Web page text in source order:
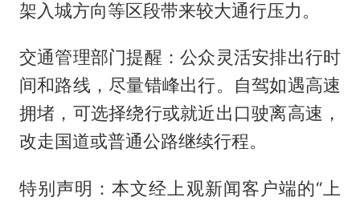
架入城方向等区段带来较大通行压力。
交通管理部门提醒：公众灵活安排出行时
间和路线，尽量错峰出行。自驾如遇高速
拥堵，可选择绕行或就近出口驶离高速，
改走国道或普通公路继续行程。
特别声明：本文经上观新闻客户端的“上